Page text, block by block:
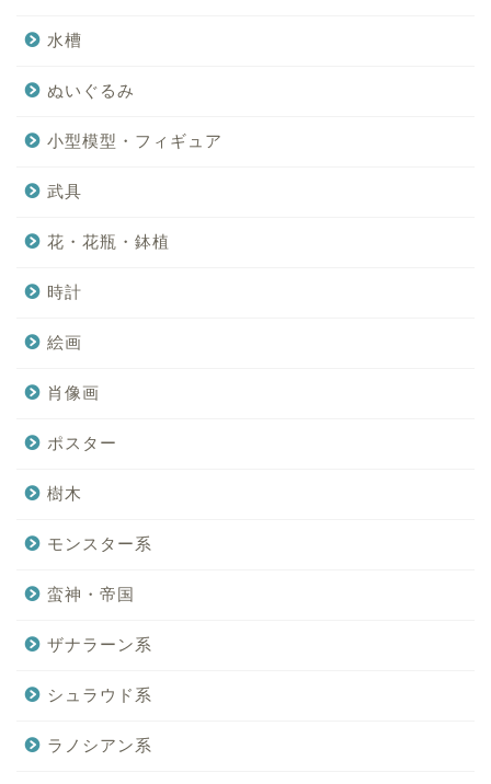
水槽
ぬいぐるみ
小型模型・フィギュア
武具
花・花瓶・鉢植
時計
絵画
肖像画
ポスター
樹木
モンスター系
蛮神・帝国
ザナラーン系
シュラウド系
ラノシアン系